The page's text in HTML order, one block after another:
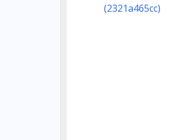
(2321a465cc)